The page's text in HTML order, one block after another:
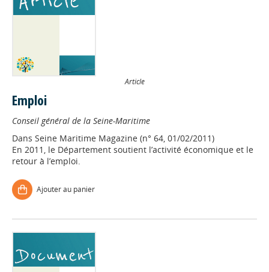
Article
Emploi
Conseil général de la Seine-Maritime
Dans Seine Maritime Magazine (n° 64, 01/02/2011)
En 2011, le Département soutient l’activité économique et le
retour à l’emploi.
Ajouter au panier